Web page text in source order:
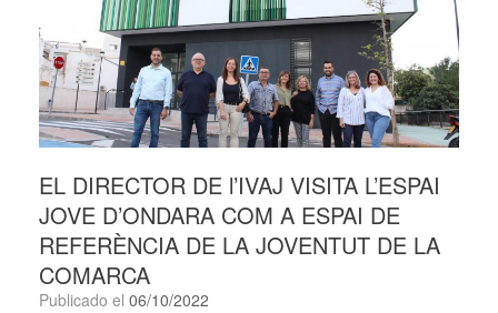
EL DIRECTOR DE l’IVAJ VISITA L’ESPAI
JOVE D’ONDARA COM A ESPAI DE
REFERÈNCIA DE LA JOVENTUT DE LA
COMARCA
Publicado el 06/10/2022